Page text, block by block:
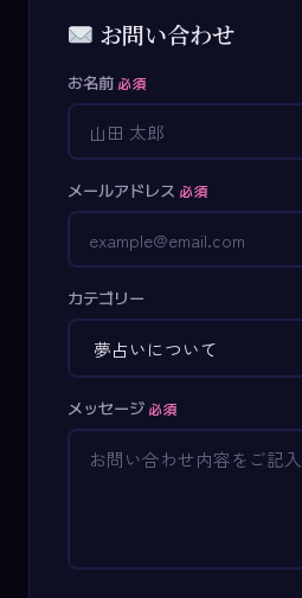
お問い合わせ
お名前 必須
メールアドレス 必須
カテゴリー
メッセージ 必須